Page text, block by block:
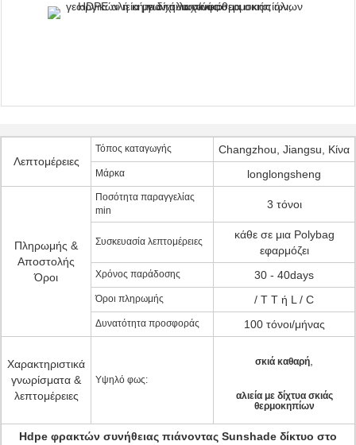
Λεπτομέρειες
Τόπος καταγωγής Changzhou, Jiangsu, Κίνα
Μάρκα longlongsheng
Πληρωμής &
Αποστολής
Όροι
Ποσότητα παραγγελίας
min
3 τόνοι
Συσκευασία λεπτομέρειες
κάθε σε μια Polybag
εφαρμόζει
Χρόνος παράδοσης 30 - 40days
Όροι πληρωμής / T T ή L / C
Δυνατότητα προσφοράς 100 τόνοι/μήνας
Χαρακτηριστικά
γνωρίσματα &
λεπτομέρειες
Υψηλό φως:
σκιά καθαρή
αλιεία με δίχτυα σκιάς
θερμοκηπίων
Hdpe φρακτών συνήθειας πιάνοντας Sunshade δίκτυο στο